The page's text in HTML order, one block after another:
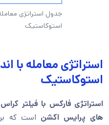
جدول استراتژی
استوکاستیک
استراتژی معامله با
استوکاستیک
استراتژی فارکس با فیلتر
های پرایس اکشن است که